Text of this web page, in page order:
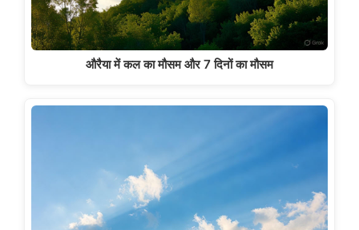
औरैया में कल का मौसम और 7 दिनों का मौसम